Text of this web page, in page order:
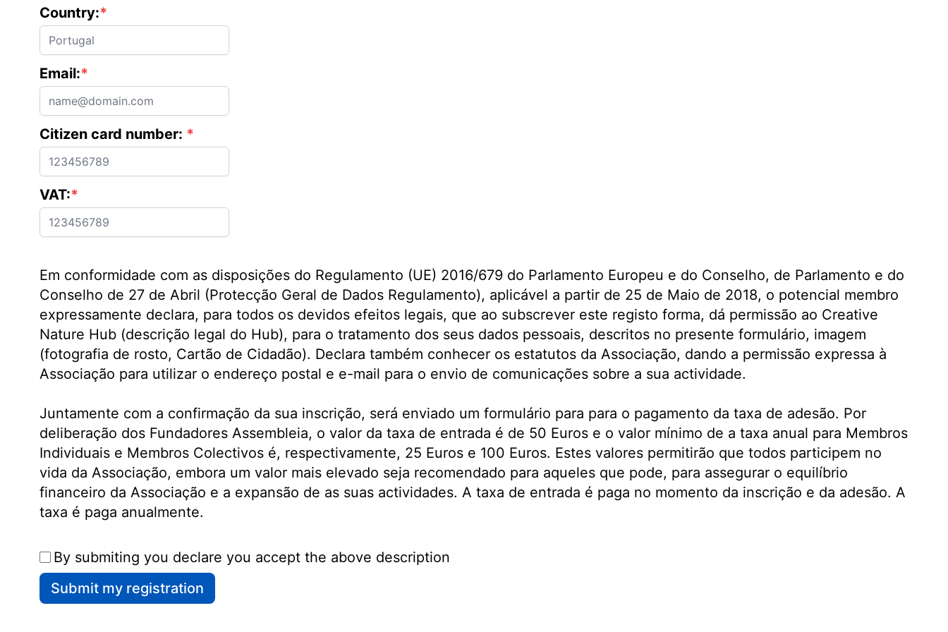
Country:*
Email:*
Citizen card number: *
VAT:*
Em conformidade com as disposições do Regulamento (UE) 2016/679 do Parlamento Europeu e do Conselho, de Parlamento e do
Conselho de 27 de Abril (Protecção Geral de Dados Regulamento), aplicável a partir de 25 de Maio de 2018, o potencial membro
expressamente declara, para todos os devidos efeitos legais, que ao subscrever este registo forma, dá permissão ao Creative
Nature Hub (descrição legal do Hub), para o tratamento dos seus dados pessoais, descritos no presente formulário, imagem
(fotografia de rosto, Cartão de Cidadão). Declara também conhecer os estatutos da Associação, dando a permissão expressa à
Associação para utilizar o endereço postal e e-mail para o envio de comunicações sobre a sua actividade.
Juntamente com a confirmação da sua inscrição, será enviado um formulário para para o pagamento da taxa de adesão. Por
deliberação dos Fundadores Assembleia, o valor da taxa de entrada é de 50 Euros e o valor mínimo de a taxa anual para Membros
Individuais e Membros Colectivos é, respectivamente, 25 Euros e 100 Euros. Estes valores permitirão que todos participem no
vida da Associação, embora um valor mais elevado seja recomendado para aqueles que pode, para assegurar o equilíbrio
financeiro da Associação e a expansão de as suas actividades. A taxa de entrada é paga no momento da inscrição e da adesão. A
taxa é paga anualmente.
By submiting you declare you accept the above description
Submit my registration